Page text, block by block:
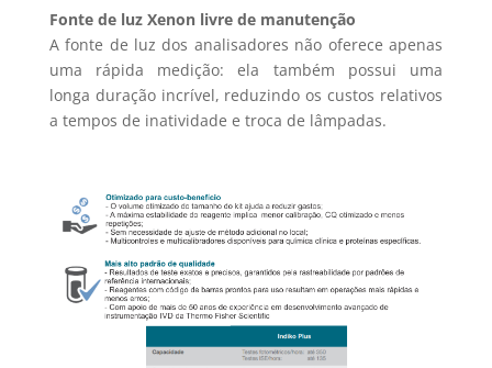
Fonte de luz Xenon livre de manutenção
A fonte de luz dos analisadores não oferece apenas
uma rápida medição: ela também possui uma
longa duração incrível, reduzindo os custos relativos
a tempos de inatividade e troca de lâmpadas.